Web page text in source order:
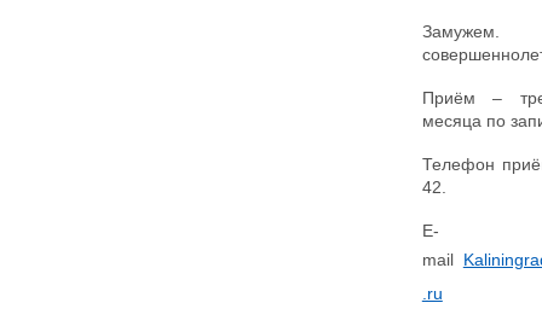
Приём –
месяца по
Телефон
42.
E-
mail
.ru